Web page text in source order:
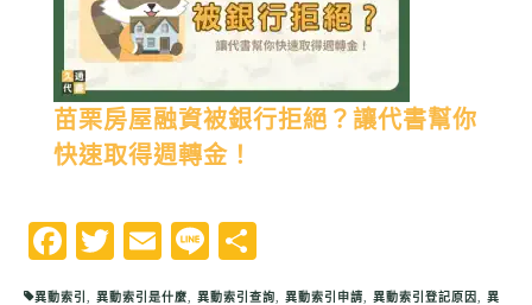
苗栗房屋融資被銀行拒絕？讓代書幫你
快速取得週轉金！
Facebook
Twitter
Email
Line
享
異動索引 異動索引是什麼 異動索引查詢 異動索引申請 異動索引登記原因
異